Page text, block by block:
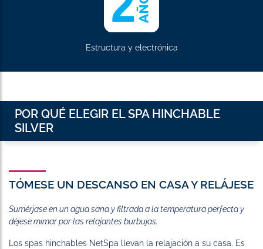
Estructura y electrónica
POR QUÉ ELEGIR EL SPA HINCHABLE
SILVER
TÓMESE UN DESCANSO EN CASA Y RELÁJESE
Sumérjase en un agua sana y filtrada a la temperatura perfecta y
déjese mimar por las relajantes burbujas.
Los spas hinchables NetSpa llevan la relajación a su casa. Es